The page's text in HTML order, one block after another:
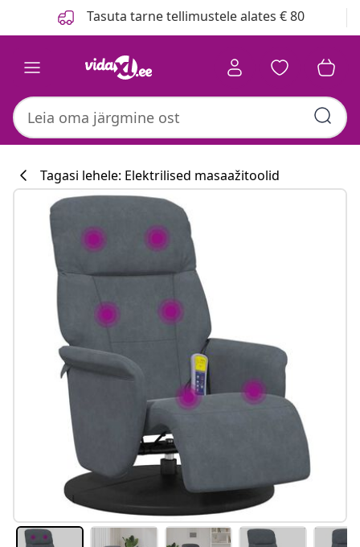
Tasuta tarne tellimustele alates € 80
#sharemevidaxl
Tagasi lehele: Elektrilised masaažitoolid